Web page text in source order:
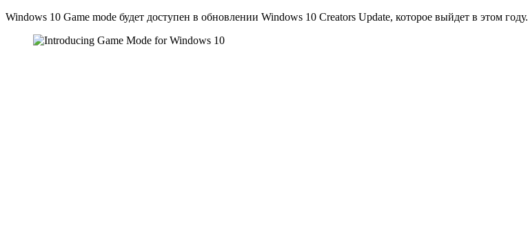
Windows 10 Game mode будет доступен в обновлении Windows 10 Creators Update, которое выйдет в этом году.